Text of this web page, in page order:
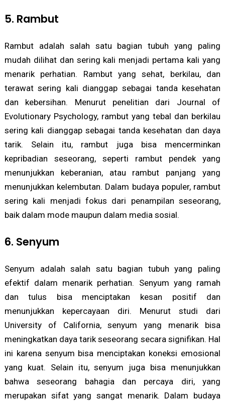
5. Rambut
Rambut adalah salah satu bagian tubuh yang paling
mudah dilihat dan sering kali menjadi pertama kali yang
menarik perhatian. Rambut yang sehat, berkilau, dan
terawat sering kali dianggap sebagai tanda kesehatan
dan kebersihan. Menurut penelitian dari Journal of
Evolutionary Psychology, rambut yang tebal dan berkilau
sering kali dianggap sebagai tanda kesehatan dan daya
tarik. Selain itu, rambut juga bisa mencerminkan
kepribadian seseorang, seperti rambut pendek yang
menunjukkan keberanian, atau rambut panjang yang
menunjukkan kelembutan. Dalam budaya populer, rambut
sering kali menjadi fokus dari penampilan seseorang,
baik dalam mode maupun dalam media sosial.
6. Senyum
Senyum adalah salah satu bagian tubuh yang paling
efektif dalam menarik perhatian. Senyum yang ramah
dan tulus bisa menciptakan kesan positif dan
menunjukkan kepercayaan diri. Menurut studi dari
University of California, senyum yang menarik bisa
meningkatkan daya tarik seseorang secara signifikan. Hal
ini karena senyum bisa menciptakan koneksi emosional
yang kuat. Selain itu, senyum juga bisa menunjukkan
bahwa seseorang bahagia dan percaya diri, yang
merupakan sifat yang sangat menarik. Dalam budaya